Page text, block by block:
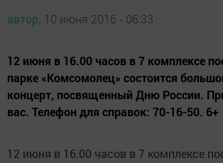
автор, 10 июня 2016 - 06:33
12 июня в 16.00 часов в 7 комплексе
парке «Комсомолец» состоится
концерт, посвященный Дню России.
вас. Телефон для справок: 70-16-50. 6+
12 июня в 16.00 часов в 7 комплексе